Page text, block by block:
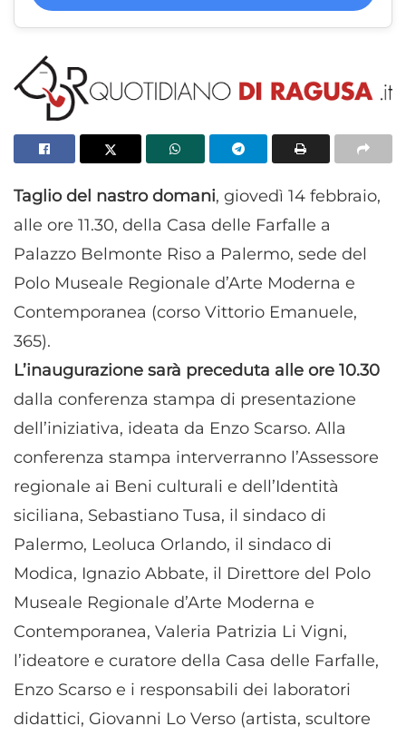
Taglio del nastro domani, giovedì 14 febbraio,
alle ore 11.30, della Casa delle Farfalle a
Palazzo Belmonte Riso a Palermo, sede del
Polo Museale Regionale d’Arte Moderna e
Contemporanea (corso Vittorio Emanuele,
365).
L’inaugurazione sarà preceduta alle ore 10.30
dalla conferenza stampa di presentazione
dell’iniziativa, ideata da Enzo Scarso. Alla
conferenza stampa interverranno l’Assessore
regionale ai Beni culturali e dell’Identità
siciliana, Sebastiano Tusa, il sindaco di
Palermo, Leoluca Orlando, il sindaco di
Modica, Ignazio Abbate, il Direttore del Polo
Museale Regionale d’Arte Moderna e
Contemporanea, Valeria Patrizia Li Vigni,
l’ideatore e curatore della Casa delle Farfalle,
Enzo Scarso e i responsabili dei laboratori
didattici, Giovanni Lo Verso (artista, scultore